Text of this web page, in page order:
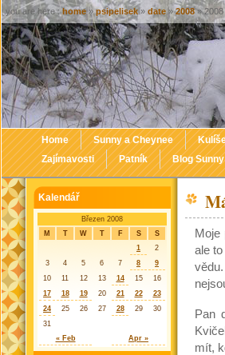
Home Sunny a Cheynee
Zajímavosti
Patník Blog
ale
Pan
mít,
Kalendář
Březen 2008
M
T W T F S S
« Feb Apr »
1
2
3
4 5 6 7 8
9
10
11 12 13 14 15
16
17
18 19 20 21 22
23
24
25 26 27 28 29
30
31
you are here :home»psipelisek » date»2008» 2008